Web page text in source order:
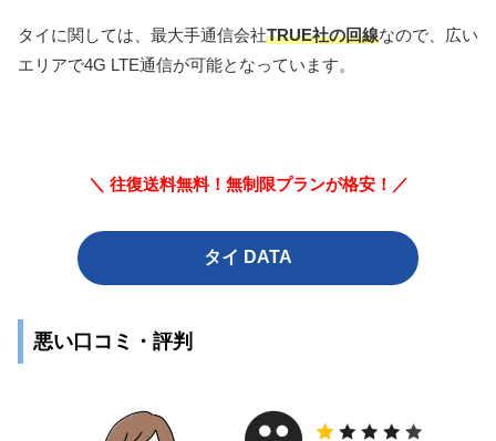
タイに関しては、最大手通信会社TRUE社の回線なので、広い
エリアで4G LTE通信が可能となっています。
＼ 往復送料無料！無制限プランが格安！／
タイ DATA
悪い口コミ・評判